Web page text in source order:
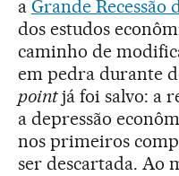
a Grande Recessão
dos estudos
caminho de
em pedra durante
pointjá foi salvo: a
a depressão
nos primeiros
ser descartada. Ao